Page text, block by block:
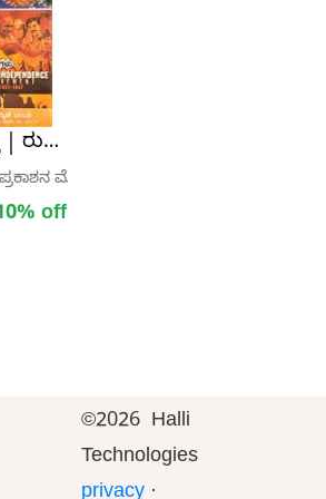
-2| ದರ್ಶಿನಿ ಆರ್.
| ರುಕ್ಮಿಣಿ ಎಂ ವಿ | ರುಕ್ಮಿಣಿ ಪ್ರಕಾಶನ
ಮೈಸೂರು
off
©2026 Halli
Technologies